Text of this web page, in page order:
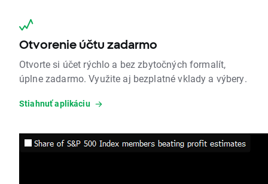
Otvorenie účtu zadarmo
Otvorte si účet rýchlo a bez zbytočných formalít,
úplne zadarmo. Využite aj bezplatné vklady a výbery.
Stiahnuť aplikáciu